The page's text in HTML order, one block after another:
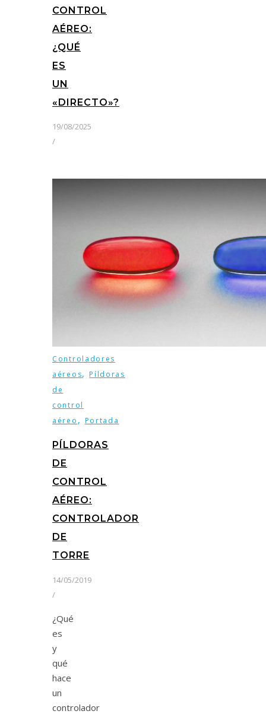
CONTROL
AÉREO:
¿QUÉ
ES
UN
«DIRECTO»?
19/08/2025
/
Controladores
aéreos,Píldoras
de
control
aéreo , Portada
PÍLDORAS
DE
CONTROL
AÉREO:
CONTROLADOR
DE
TORRE
14/05/2019
/
¿Qué
es
y
qué
hace
un
controlador